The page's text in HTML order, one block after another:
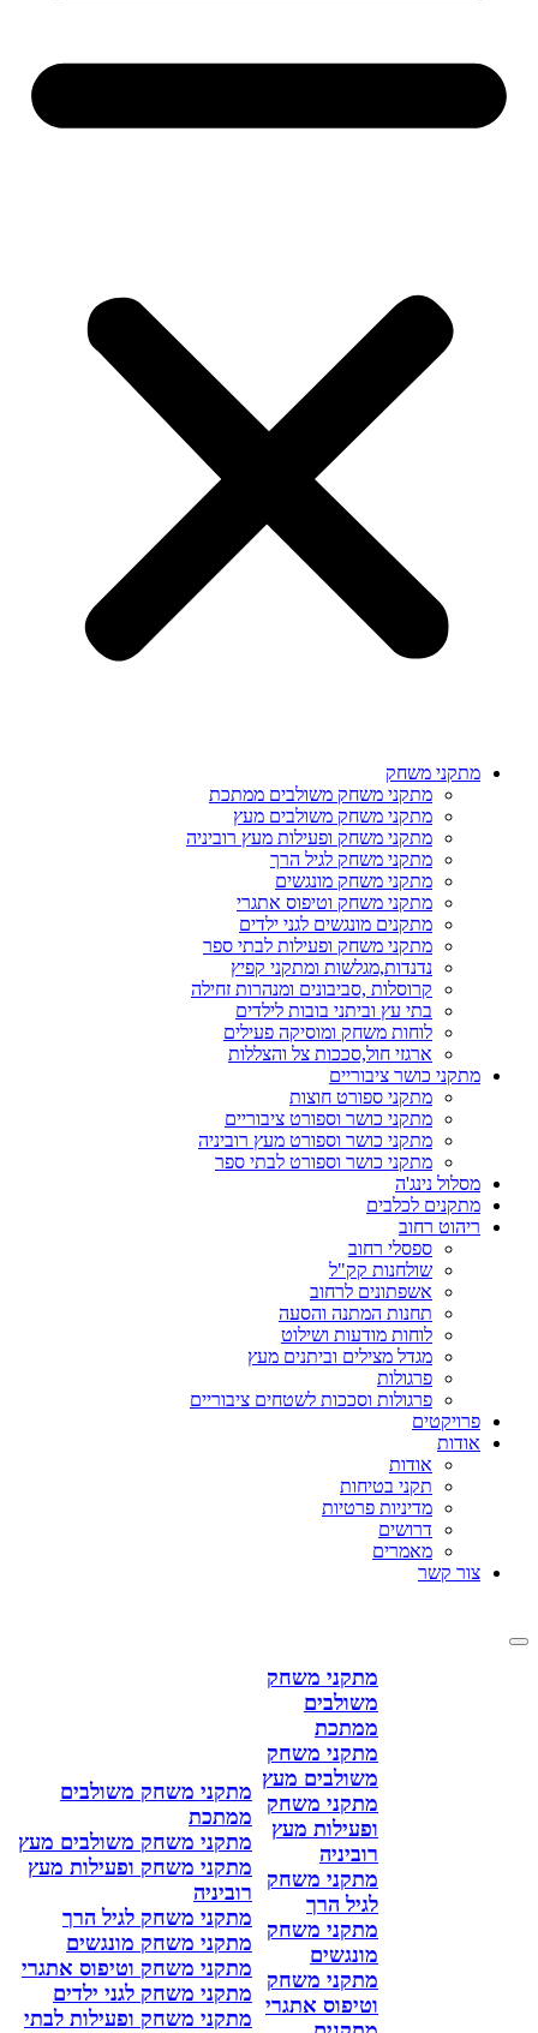
מתקני משחק
מתקני משחק משולבים ממתכת
מתקני משחק משולבים מעץ
מתקני משחק ופעילות מעץ רוביניה
מתקני משחק לגיל הרך
מתקני משחק מונגשים
מתקני משחק וטיפוס אתגרי
מתקנים מונגשים לגני ילדים
מתקני משחק ופעילות לבתי ספר
נדנדות,מגלשות ומתקני קפיץ
קרוסלות ,סביבונים ומנהרות זחילה
בתי עץ וביתני בובות לילדים
לוחות משחק ומוסיקה פעילים
ארגזי חול,סככות צל והצללות
מתקני כושר ציבוריים
מתקני ספורט חוצות
מתקני כושר וספורט ציבוריים
מתקני כושר וספורט מעץ רוביניה
מתקני כושר וספורט לבתי ספר
מסלול נינג'ה
מתקנים לכלבים
ריהוט רחוב
ספסלי רחוב
שולחנות קק"ל
אשפתונים לרחוב
תחנות המתנה והסעה
לוחות מודעות ושילוט
מגדל מצילים וביתנים מעץ
פרגולות
פרגולות וסככות לשטחים ציבוריים
פרויקטים
אודות
אודות
תקני בטיחות
מדיניות פרטיות
דרושים
מאמרים
צור קשר
מתקני משחק
משולבים
ממתכת
מתקני משחק
משולבים מעץ
מתקני משחק
ופעילות מעץ
רוביניה
מתקני משחק
לגיל הרך
מתקני משחק
מונגשים
מתקני משחק
וטיפוס אתגרי
מתקני משחק משולבים
ממתכת
מתקני משחק משולבים מעץ
מתקני משחק ופעילות מעץ
רוביניה
מתקני משחק לגיל הרך
מתקני משחק מונגשים
מתקני משחק וטיפוס אתגרי
מתקני משחק לגני ילדים
מתקני משחק ופעילות לבתי